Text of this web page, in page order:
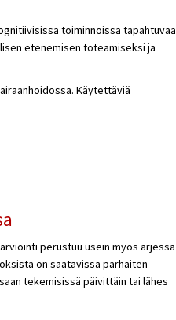
toiminnoissa tapahtuvaa
etenemisen toteamiseksi ja
Käytettäviä
perustuu usein myös arjessa
on saatavissa parhaiten
tekemisissä päivittäin tai lähes